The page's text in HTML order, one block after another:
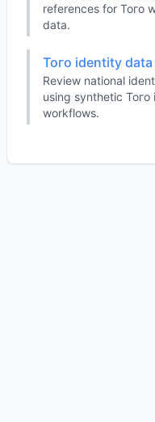
references for Того
data.
Того identity
Review national
using synthetic
workflows.